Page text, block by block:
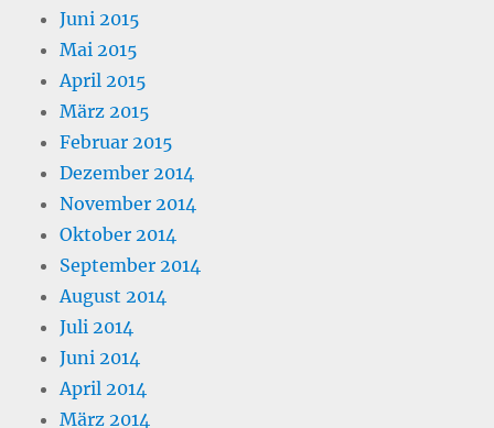
Juni 2015
Mai 2015
April 2015
März 2015
Februar 2015
Dezember 2014
November 2014
Oktober 2014
September 2014
August 2014
Juli 2014
Juni 2014
April 2014
März 2014